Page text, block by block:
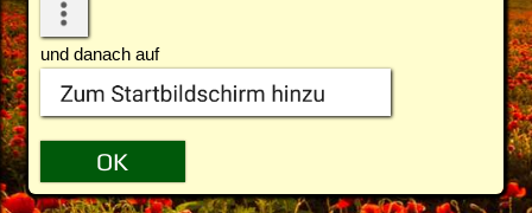
und danach auf